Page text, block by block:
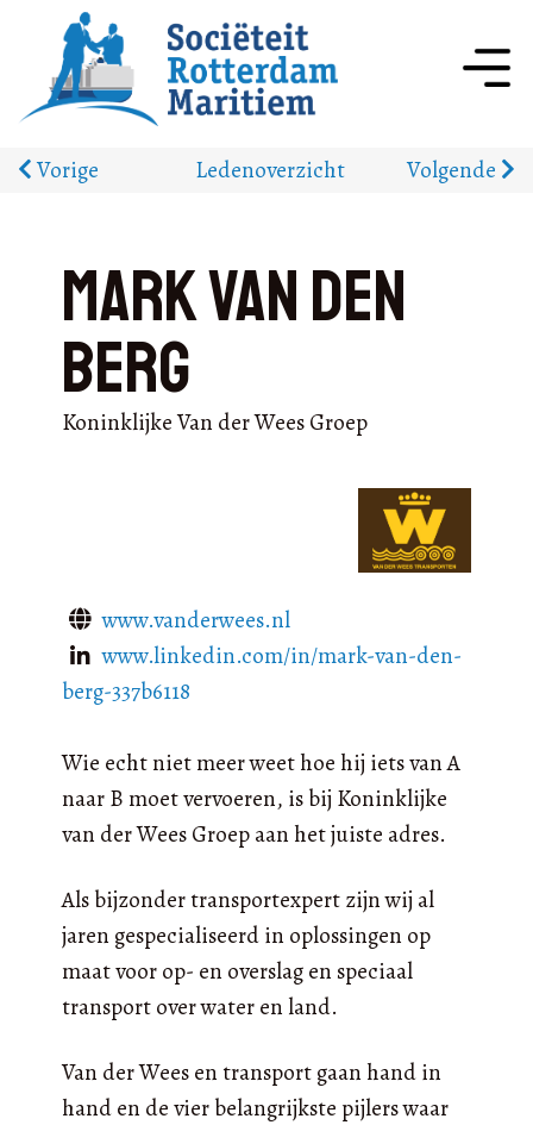
Vorige Ledenoverzicht Volgende
Mark Van Den
Berg
Koninklijke Van der Wees Groep
www.vanderwees.nl
www.linkedin.com/in/mark-van-den-
berg-337b6118
Wie echt niet meer weet hoe hij iets van A
naar B moet vervoeren, is bij Koninklijke
van der Wees Groep aan het juiste adres.
Als bijzonder transportexpert zijn wij al
jaren gespecialiseerd in oplossingen op
maat voor op- en overslag en speciaal
transport over water en land.
Van der Wees en transport gaan hand in
hand en de vier belangrijkste pijlers waar